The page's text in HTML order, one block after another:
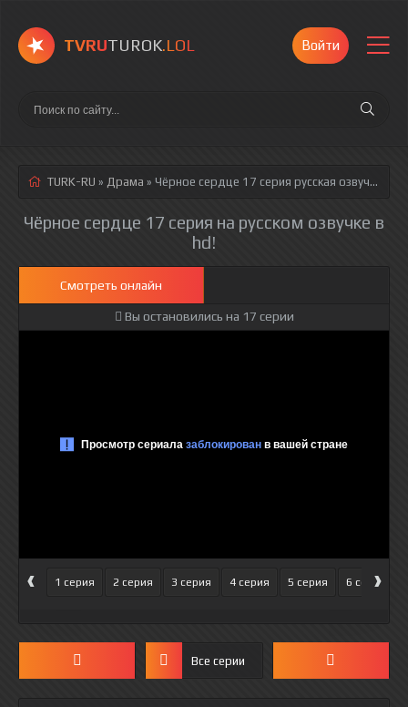
TVRUTUROK.LOL Войти
TURK-RU » Драма » Чёрное сердце 17 серия русская озвучка полностью смотреть онлайн!
Чёрное сердце 17 серия на русском озвучке в
hd!
Смотреть онлайн
Вы остановились на 17 серии
‹ 1 серия 2 серия 3 серия 4 серия 5 серия 6 серия
›
Все серии